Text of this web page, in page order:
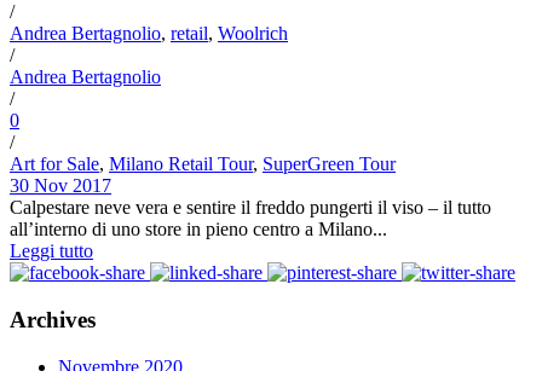
/
Andrea Bertagnolio, retail, Woolrich
/
Andrea Bertagnolio
/
0
/
Art for Sale, Milano Retail Tour, SuperGreen Tour
30 Nov 2017
Calpestare neve vera e sentire il freddo pungerti il viso – il tutto
all’interno di uno store in pieno centro a Milano...
Leggi tutto
Archives
Novembre 2020